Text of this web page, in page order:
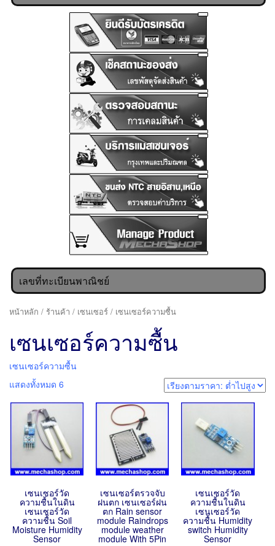
เลขที่ทะเบียนพาณิชย์
หน้าหลัก / ร้านค้า / เซนเซอร์ / เซนเซอร์ความซื้น
เซนเซอร์ความซื้น
เซนเซอร์ความซื้น
แสดงทั้งหมด 6
เซนเซอร์วัด
ความชื้นในดิน
เซนเซอร์วัด
ความชื้น Soil
Moisture Humidity
Sensor
เซนเซอร์ตรวจจับ
ฝนตก เซนเซอร์ฝน
ตก Rain sensor
module Raindrops
module weather
module With 5Pin
เซนเซอร์วัด
ความชื้นในดิน
เซนเซอร์วัด
ความชื้น Humidity
switch Humidity
Sensor